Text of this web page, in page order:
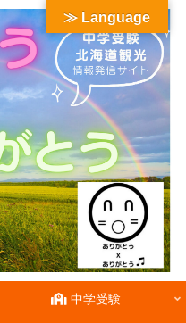
中学受験
≫ Language